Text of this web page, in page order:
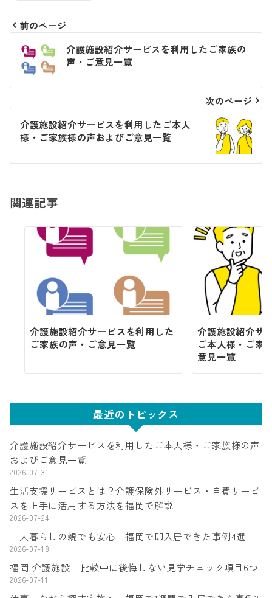
投
稿
ナ
ビ
ゲ
ョ
前のページ
介護施設紹介サービスを利用したご家族の
声・ご意見一覧
次のページ
介護施設紹介サービスを利用したご本人
様・ご家族様の声およびご意見一覧
関連記事
介護施設紹介サービスを利用した
ご家族の声・ご意見一覧
介護施設紹介サ
ご本人様・ご家
意見一覧
最近のトピックス
介護施設紹介サービスを利用したご本人様・ご家族様の声
およびご意見一覧
2026-07-31
生活支援サービスとは？介護保険外サービス・自費サービ
スを上手に活用する方法を福岡で解説
2026-07-24
一人暮らしの親でも安心｜福岡で即入居できた事例4選
2026-07-18
福岡 介護施設｜比較中に後悔しない見学チェック項目6つ
2026-07-11